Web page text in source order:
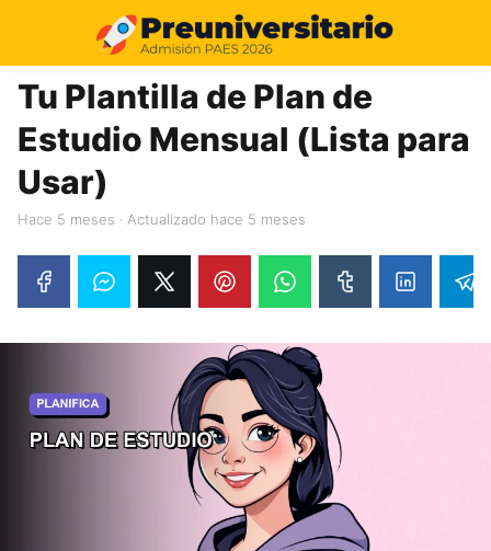
Tu Plantilla de Plan de
Estudio Mensual (Lista para
Usar)
hace 5 meses · Actualizado hace 5 meses